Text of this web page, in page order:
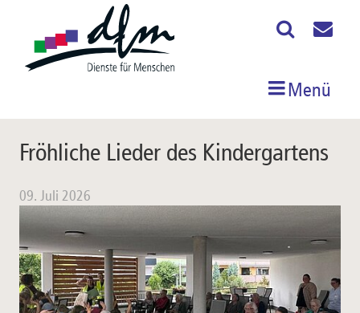
Menü
Fröhliche Lieder des Kindergartens
09. Juli 2026